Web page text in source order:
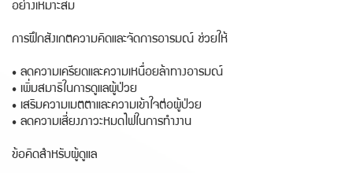
อย่างเหมาะสม
การฝึกสังเกตความคิดและจัดการอารมณ์ ช่วยให้
• ลดความเครียดและความเหนื่อยล้าทางอารมณ์
• เพิ่มสมาธิในการดูแลผู้ป่วย
• เสริมความเมตตาและความเข้าใจต่อผู้ป่วย
• ลดความเสี่ยงภาวะหมดไฟในการทำงาน
ข้อคิดสำหรับผู้ดูแล